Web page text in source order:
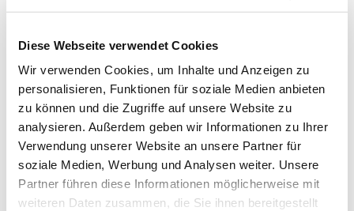
Diese Webseite verwendet Cookies
Wir verwenden Cookies, um Inhalte und Anzeigen zu
personalisieren, Funktionen für soziale Medien anbieten
zu können und die Zugriffe auf unsere Website zu
analysieren. Außerdem geben wir Informationen zu Ihrer
Verwendung unserer Website an unsere Partner für
soziale Medien, Werbung und Analysen weiter. Unsere
Partner führen diese Informationen möglicherweise mit
weiteren Daten zusammen, die Sie ihnen bereitgestellt